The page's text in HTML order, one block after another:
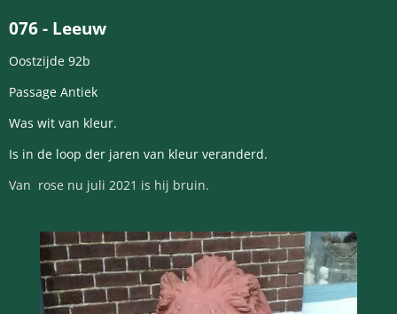
076- Leeuw
Oostzijde 92b
Passage Antiek
Was wit van kleur.
Is in de loop der jaren van kleur veranderd.
Van rose nu juli 2021 is hij bruin.